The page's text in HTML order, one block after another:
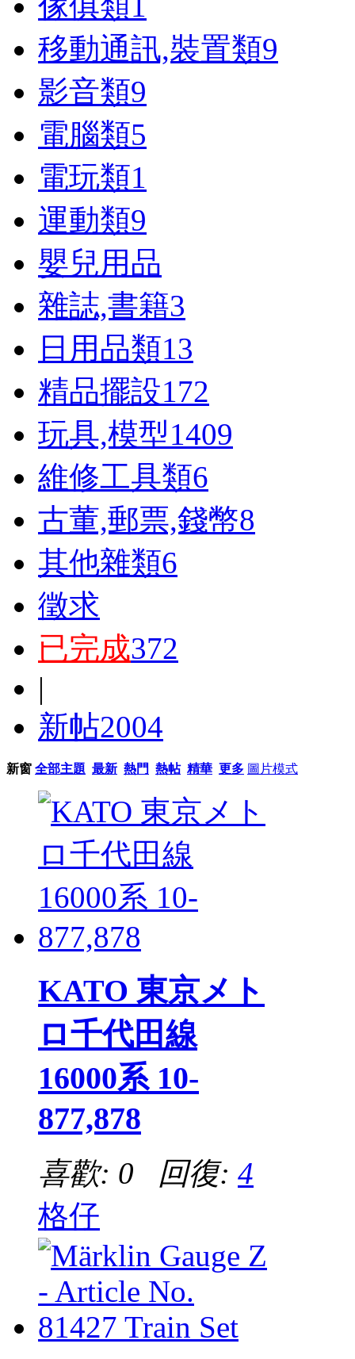
移動通訊,裝置類9
影音類9
電腦類5
電玩類1
運動類9
嬰兒用品
雜誌,書籍3
日用品類13
精品擺設172
玩具,模型1409
維修工具類6
古董,郵票,錢幣8
其他雜類6
徵求
已完成372
|
新帖2004
新窗 全部主題 最新 熱門 熱帖 精華 更多 圖片模式
KATO 東京メト
ロ千代田線
16000系 10-
877,878
喜歡: 0 回復: 4
格仔